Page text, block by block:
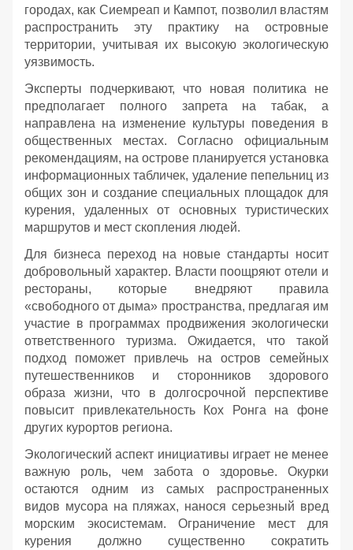
городах, как Сиемреап и Кампот, позволил властям
распространить эту практику на островные
территории, учитывая их высокую экологическую
уязвимость.
Эксперты подчеркивают, что новая политика не
предполагает полного запрета на табак, а
направлена на изменение культуры поведения в
общественных местах. Согласно официальным
рекомендациям, на острове планируется установка
информационных табличек, удаление пепельниц из
общих зон и создание специальных площадок для
курения, удаленных от основных туристических
маршрутов и мест скопления людей.
Для бизнеса переход на новые стандарты носит
добровольный характер. Власти поощряют отели и
рестораны, которые внедряют правила
«свободного от дыма» пространства, предлагая им
участие в программах продвижения экологически
ответственного туризма. Ожидается, что такой
подход поможет привлечь на остров семейных
путешественников и сторонников здорового
образа жизни, что в долгосрочной перспективе
повысит привлекательность Кох Ронга на фоне
других курортов региона.
Экологический аспект инициативы играет не менее
важную роль, чем забота о здоровье. Окурки
остаются одним из самых распространенных
видов мусора на пляжах, нанося серьезный вред
морским экосистемам. Ограничение мест для
курения должно существенно сократить